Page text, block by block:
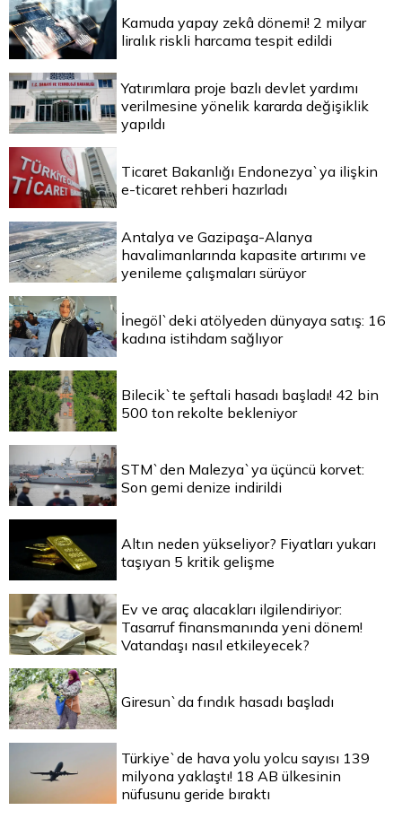
Kamuda yapay zekâ dönemi! 2 milyar
liralık riskli harcama tespit edildi
Yatırımlara proje bazlı devlet yardımı
verilmesine yönelik kararda değişiklik
yapıldı
Ticaret Bakanlığı Endonezya`ya ilişkin
e-ticaret rehberi hazırladı
Antalya ve Gazipaşa-Alanya
havalimanlarında kapasite artırımı ve
yenileme çalışmaları sürüyor
İnegöl`deki atölyeden dünyaya satış: 16
kadına istihdam sağlıyor
Bilecik`te şeftali hasadı başladı! 42 bin
500 ton rekolte bekleniyor
STM`den Malezya`ya üçüncü korvet:
Son gemi denize indirildi
Altın neden yükseliyor? Fiyatları yukarı
taşıyan 5 kritik gelişme
Ev ve araç alacakları ilgilendiriyor:
Tasarruf finansmanında yeni dönem!
Vatandaşı nasıl etkileyecek?
Giresun`da fındık hasadı başladı
Türkiye`de hava yolu yolcu sayısı 139
milyona yaklaştı! 18 AB ülkesinin
nüfusunu geride bıraktı